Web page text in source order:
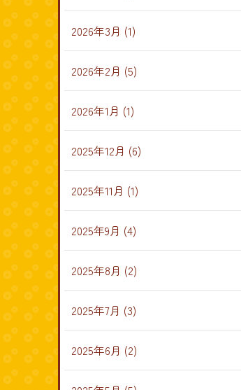
2026年3月 (1)
2026年2月 (5)
2026年1月 (1)
2025年12月 (6)
2025年11月 (1)
2025年9月 (4)
2025年8月 (2)
2025年7月 (3)
2025年6月 (2)